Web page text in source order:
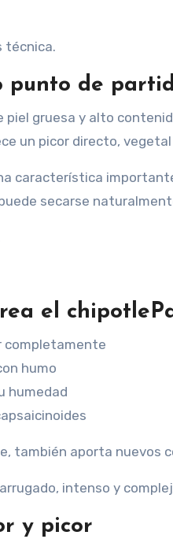
técnica.
punto de
piel gruesa y alto
un picor directo,
característica
secarse
el
completamente
humo
humedad
también aporta nuevos
intenso y
y picor